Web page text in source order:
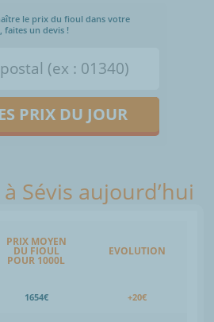
le prix du fioul dans votre
faites un devis !
PRIX DU JOUR
Sévis aujourd’hui
PRIX MOYEN
DU FIOUL
POUR 1000L
EVOLUTION
1654€ +20€